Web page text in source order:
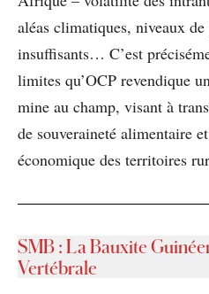
aléas climatiques, niveaux
insuffisants… C’est
limites qu’OCP revendique
mine au champ, visant à
de souveraineté alimentaire
économique des territoires
SMB : La Bauxite
Vertébrale